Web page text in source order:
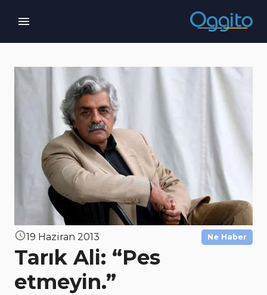
19 Haziran 2013 Ne Haber
Tarık Ali: “Pes
etmeyin.”